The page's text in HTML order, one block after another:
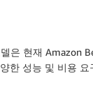
은 현재 Amazon
한 성능 및 비용 요